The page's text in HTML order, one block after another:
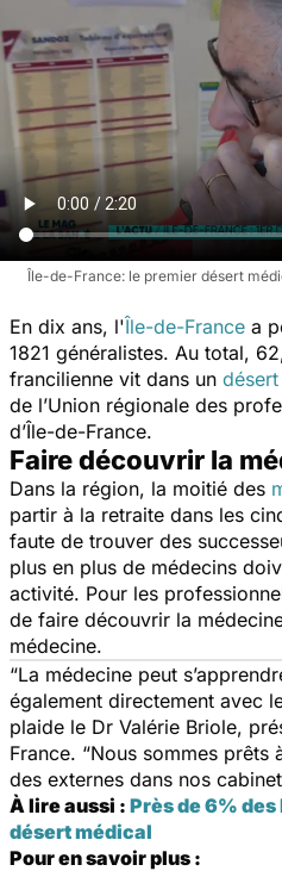
Île-de-France: le premier désert
En dix ans, l'Île-de-France a
1821 généralistes. Au total,
francilienne vit dans un
de l’Union régionale des
d’Île-de-France.
Faire découvrir la
Dans la région, la moitié des
partir à la retraite dans les
faute de trouver des
plus en plus de médecins
activité. Pour les
de faire découvrir la
médecine.
“La médecine peut
également directement avec
plaide le Dr Valérie Briole,
France. “Nous sommes prêts
des externes dans nos
À lire aussi : Près de 6%
désert médical
Pour en savoir plus :